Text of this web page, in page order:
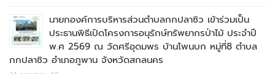
นายกองค์การบริหารส่วนตำบลกกปลาซิว เข้าร่วมเป็น
ประธานพิธีเปิดโครงการอนุรักษ์ทรัพยากรป่าไม้ ประจำปี
พ.ศ 2569 ณ วัดศรีอุดมพร บ้านโพนบก หมู่ที่8 ตำบล
กกปลาซิว อำเภอภูพาน จังหวัดสกลนคร